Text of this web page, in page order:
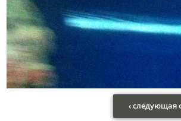
‹ следующая